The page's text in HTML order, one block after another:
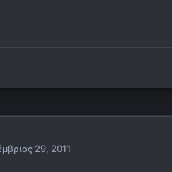
29, 2011